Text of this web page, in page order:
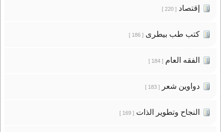
إقتصاد[ 220 ]
كتب طب بيطرى[ 186 ]
الفقه العام[ 184 ]
دواوين شعر[ 183 ]
النجاح وتطوير الذات[ 169 ]